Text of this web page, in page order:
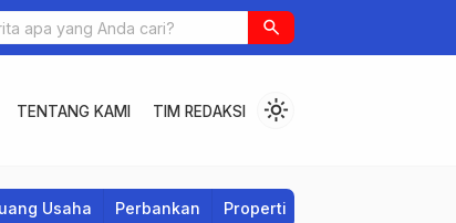
search
TENTANG KAMI TIM REDAKSI light_mode
Usaha Perbankan Properti